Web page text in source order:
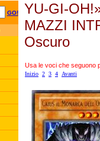
GO!
YU-GI-
MAZZI
Oscuro
Usa le voci che seguono
Inizio 2 3 4 Avanti